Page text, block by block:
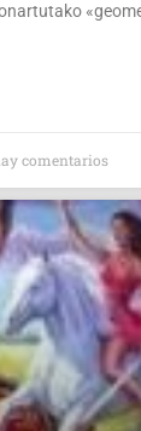
comentarios